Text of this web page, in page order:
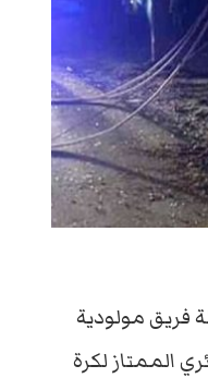
حافلة فريق مولودية
الممتاز لكرة